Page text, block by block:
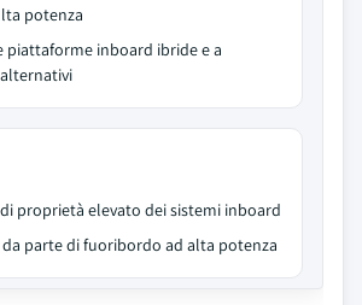
potenza
piattaforme inboard ibride e a
proprietà elevato dei sistemi inboard
parte di fuoribordo ad alta potenza